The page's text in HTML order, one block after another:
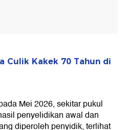
Culik Kakek 70 Tahun di
Mei 2026, sekitar pukul
penyelidikan awal dan
diperoleh penyidik, terlihat